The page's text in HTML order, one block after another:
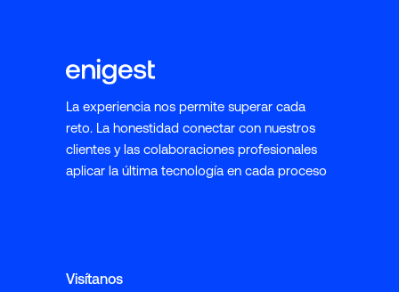
La experiencia nos permite superar cada
reto. La honestidad conectar con nuestros
clientes y las colaboraciones profesionales
aplicar la última tecnología en cada proceso
Visítanos